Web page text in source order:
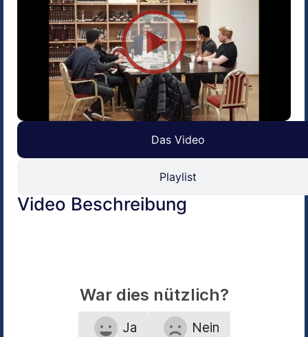
Das Video
Playlist
Video Beschreibung
War dies nützlich?
Ja Nein